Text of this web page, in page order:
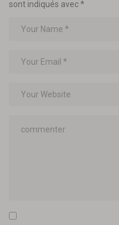
sont indiqués avec*